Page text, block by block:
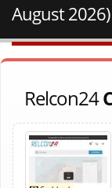
August 2026)
Relcon24